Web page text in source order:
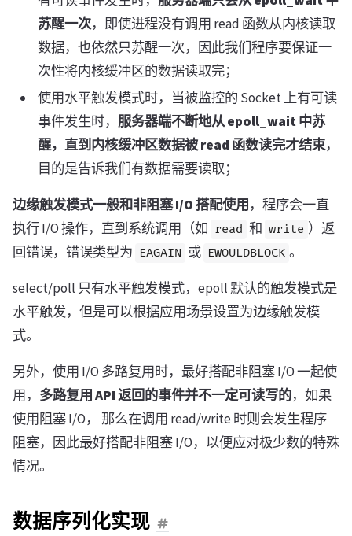
苏醒一次，即使进程没有调用 read 函数从内核读取
数据，也依然只苏醒一次，因此我们程序要保证一
次性将内核缓冲区的数据读取完；
使用水平触发模式时，当被监控的 Socket 上有可读
事件发生时， 服务器端不断地从 epoll_wait 中苏
醒，直到内核缓冲区数据被 read 函数读完才结束，
目的是告诉我们有数据需要读取；
边缘触发模式一般和非阻塞 I/O 搭配使用 ，程序会一直
执行 I/O 操作，直到系统调用（如 read 和 write ）返
回错误，错误类型为 EAGAIN 或 EWOULDBLOCK 。
select/poll 只有水平触发模式，epoll 默认的触发模式是
水平触发，但是可以根据应用场景设置为边缘触发模
式。
另外，使用 I/O 多路复用时，最好搭配非阻塞 I/O 一起使
用， 多路复用 API 返回的事件并不一定可读写的，如果
使用阻塞 I/O， 那么在调用 read/write 时则会发生程序
阻塞，因此最好搭配非阻塞 I/O，以便应对极少数的特殊
情况。
数据序列化实现